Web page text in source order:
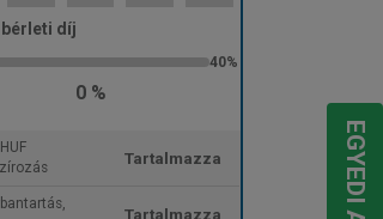
bérleti díj
0 %
Tartalmazza
Tartalmazza